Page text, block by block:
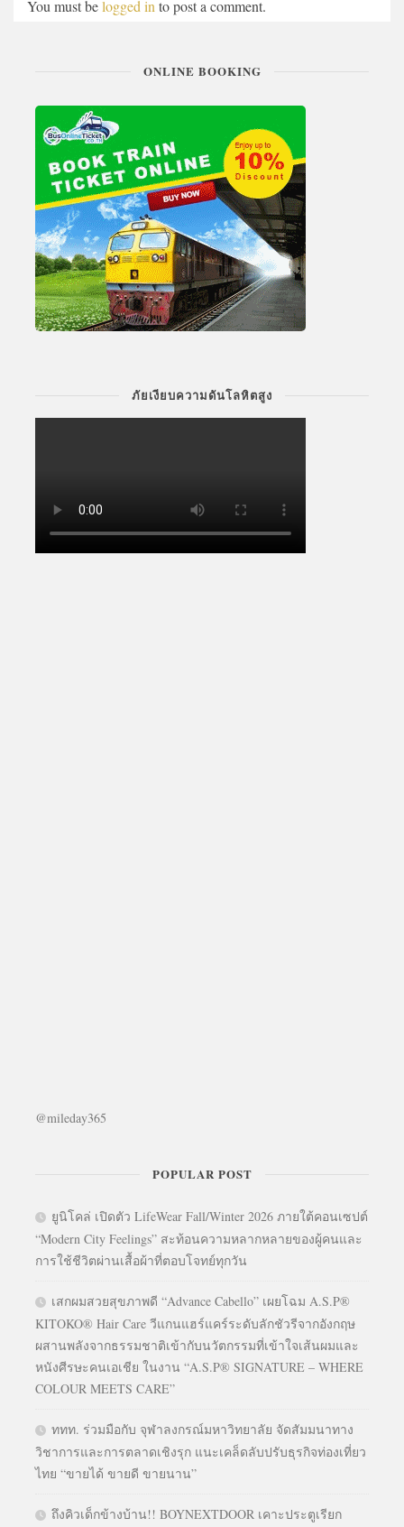
You must belogged into post a comment.
ONLINE BOOKING
ภัยเงียบความดันโลหิตสูง
@mileday365
POPULAR POST
ยูนิโคล่ เปิดตัว LifeWear Fall/Winter 2026 ภายใต้คอนเซปต์
“Modern City Feelings” สะท้อนความหลากหลายของผู้คนและ
การใช้ชีวิตผ่านเสื้อผ้าที่ตอบโจทย์ทุกวัน
เสกผมสวยสุขภาพดี “Advance Cabello” เผยโฉม A.S.P®
KITOKO® Hair Care วีแกนแฮร์แคร์ระดับลักชัวรีจากอังกฤษ
ผสานพลังจากธรรมชาติเข้ากับนวัตกรรมที่เข้าใจเส้นผมและ
หนังศีรษะคนเอเชีย ในงาน “A.S.P® SIGNATURE – WHERE
COLOUR MEETS CARE”
ททท. ร่วมมือกับ จุฬาลงกรณ์มหาวิทยาลัย จัดสัมมนาทาง
วิชาการและการตลาดเชิงรุก แนะเคล็ดลับปรับธุรกิจท่องเที่ยว
ไทย “ขายได้ ขายดี ขายนาน”
ถึงคิวเด็กข้างบ้าน!! BOYNEXTDOOR เคาะประตูเรียก